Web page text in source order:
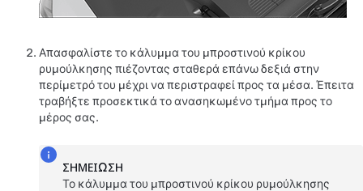
Απασφαλίστε το κάλυμμα του μπροστινού κρίκου
ρυμούλκησης πιέζοντας σταθερά επάνω δεξιά στην
περίμετρό του μέχρι να περιστραφεί προς τα μέσα. Έπειτα
τραβήξτε προσεκτικά το ανασηκωμένο τμήμα προς το
μέρος σας.
ΣΗΜΕΊΩΣΗ
Το κάλυμμα του μπροστινού κρίκου ρυμούλκησης